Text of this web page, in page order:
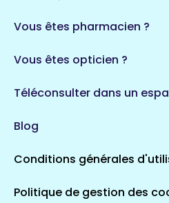
Auvergne-
720 espaces
693 espaces
Loir-et-
1 espaces
Vous êtes pharmacien ?
Vous êtes opticien ?
Téléconsulter dans un
Blog
Conditions générales
Politique de gestion des